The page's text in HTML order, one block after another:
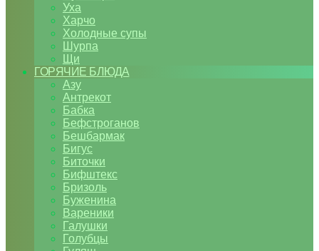
Уха
Харчо
Холодные супы
Шурпа
Щи
ГОРЯЧИЕ БЛЮДА
Азу
Антрекот
Бабка
Бефстроганов
Бешбармак
Бигус
Биточки
Бифштекс
Бризоль
Буженина
Вареники
Галушки
Голубцы